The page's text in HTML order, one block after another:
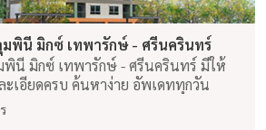
มพินี มิกซ์ เทพารักษ์ - ศรีนครินทร์
พินี มิกซ์ เทพารักษ์ - ศรีนครินทร์ มีให้
ะเอียดครบ ค้นหาง่าย อัพเดททุกวัน